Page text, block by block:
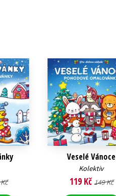
Veselé Vánoce
Kolektiv
119 Kč 149 Kč